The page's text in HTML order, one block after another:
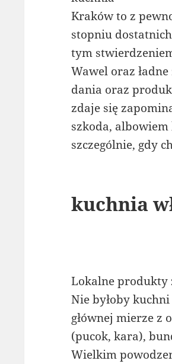
Kraków to z
stopniu
tym
Wawel oraz
dania oraz
zdaje się
szkoda,
szczególnie, gdy
kuchnia
Lokalne produkty
Nie byłoby
głównej mierze z
(pucok, kara),
Wielkim